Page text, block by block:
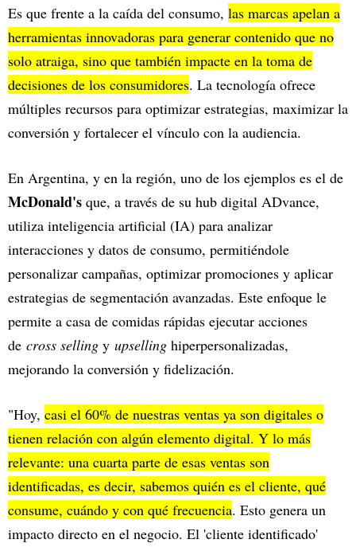
Es que frente a la caída del consumo, las marcas apelan a
herramientas innovadoras para generar contenido que no
solo atraiga, sino que también impacte en la toma de
decisiones de los consumidores. La tecnología ofrece
múltiples recursos para optimizar estrategias, maximizar la
conversión y fortalecer el vínculo con la audiencia.
En Argentina, y en la región, uno de los ejemplos es el de
McDonald's que, a través de su hub digital ADvance,
utiliza inteligencia artificial (IA) para analizar
interacciones y datos de consumo, permitiéndole
personalizar campañas, optimizar promociones y aplicar
estrategias de segmentación avanzadas. Este enfoque le
permite a casa de comidas rápidas ejecutar acciones
de cross selling y upselling hiperpersonalizadas,
mejorando la conversión y fidelización.
"Hoy, casi el 60% de nuestras ventas ya son digitales o
tienen relación con algún elemento digital. Y lo más
relevante: una cuarta parte de esas ventas son
identificadas, es decir, sabemos quién es el cliente, qué
consume, cuándo y con qué frecuencia. Esto genera un
impacto directo en el negocio. El 'cliente identificado'